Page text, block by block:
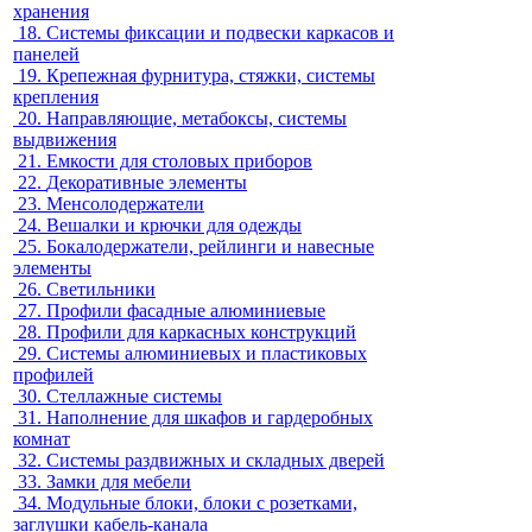
хранения
18. Системы фиксации и подвески каркасов и
панелей
19. Крепежная фурнитура, стяжки, системы
крепления
20. Направляющие, метабоксы, системы
выдвижения
21. Емкости для столовых приборов
22. Декоративные элементы
23. Менсолодержатели
24. Вешалки и крючки для одежды
25. Бокалодержатели, рейлинги и навесные
элементы
26. Светильники
27. Профили фасадные алюминиевые
28. Профили для каркасных конструкций
29. Системы алюминиевых и пластиковых
профилей
30. Стеллажные системы
31. Наполнение для шкафов и гардеробных
комнат
32. Системы раздвижных и складных дверей
33. Замки для мебели
34. Модульные блоки, блоки с розетками,
заглушки кабель-канала